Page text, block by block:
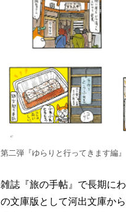
第二弾『ゆらりと行ってきます編』
雑誌『旅の手帖』で長期に
の文庫版として河出文庫から